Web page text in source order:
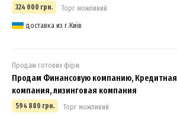
324 000 грн.
Торг можливий
доставка из г.Київ
Продаж готових фірм
Продам Финансовую компанию, Кредитная
компания, лизинговая компания
594 880 грн.
Торг можливий